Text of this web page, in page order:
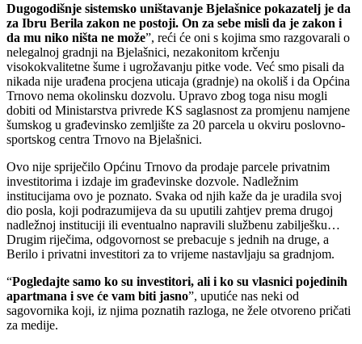
Dugogodišnje sistemsko uništavanje Bjelašnice pokazatelj je da
za Ibru Berila zakon ne postoji. On za sebe misli da je zakon i
da mu niko ništa ne može”, reći će oni s kojima smo razgovarali o
nelegalnoj gradnji na Bjelašnici, nezakonitom krčenju
visokokvalitetne šume i ugrožavanju pitke vode. Već smo pisali da
nikada nije urađena procjena uticaja (gradnje) na okoliš i da Općina
Trnovo nema okolinsku dozvolu. Upravo zbog toga nisu mogli
dobiti od Ministarstva privrede KS saglasnost za promjenu namjene
šumskog u građevinsko zemljište za 20 parcela u okviru poslovno-
sportskog centra Trnovo na Bjelašnici.
Ovo nije spriječilo Općinu Trnovo da prodaje parcele privatnim
investitorima i izdaje im građevinske dozvole. Nadležnim
institucijama ovo je poznato. Svaka od njih kaže da je uradila svoj
dio posla, koji podrazumijeva da su uputili zahtjev prema drugoj
nadležnoj instituciji ili eventualno napravili službenu zabilješku…
Drugim riječima, odgovornost se prebacuje s jednih na druge, a
Berilo i privatni investitori za to vrijeme nastavljaju sa gradnjom.
“Pogledajte samo ko su investitori, ali i ko su vlasnici pojedinih
apartmana i sve će vam biti jasno”, uputiće nas neki od
sagovornika koji, iz njima poznatih razloga, ne žele otvoreno pričati
za medije.